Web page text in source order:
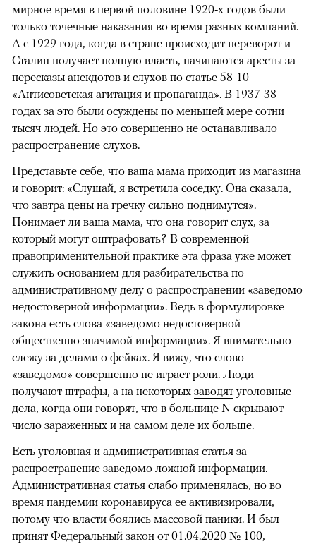
мирное время в первой половине 1920-х годов были
только точечные наказания во время разных компаний.
А с 1929 года, когда в стране происходит переворот и
Сталин получает полную власть, начинаются аресты за
пересказы анекдотов и слухов по статье 58-10
«Антисоветская агитация и пропаганда». В 1937-38
годах за это были осуждены по меньшей мере сотни
тысяч людей. Но это совершенно не останавливало
распространение слухов.
Представьте себе, что ваша мама приходит из магазина
и говорит: «Слушай, я встретила соседку. Она сказала,
что завтра цены на гречку сильно поднимутся».
Понимает ли ваша мама, что она говорит слух, за
который могут оштрафовать? В современной
правоприменительной практике эта фраза уже может
служить основанием для разбирательства по
административному делу о распространении «заведомо
недостоверной информации». Ведь в формулировке
закона есть слова «заведомо недостоверной
общественно значимой информации». Я внимательно
слежу за делами о фейках. Я вижу, что слово
«заведомо» совершенно не играет роли. Люди
получают штрафы, а на некоторых заводят уголовные
дела, когда они говорят, что в больнице N скрывают
число зараженных и на самом деле их больше.
Есть уголовная и административная статья за
распространение заведомо ложной информации.
Административная статья слабо применялась, но во
время пандемии коронавируса ее активизировали,
потому что власти боялись массовой паники. И был
принят Федеральный закон от 01.04.2020 № 100,